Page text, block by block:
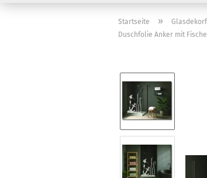
Startseite »
Duschfolie Anker mit